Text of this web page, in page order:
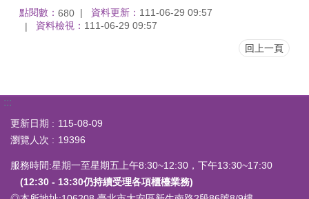
點閱數： 680 資料更新： 111-06-29 09:57
資料檢視： 111-06-29 09:57
回上一頁
:::
更新日期
115-08-09
瀏覽人次
19396
服務時間:星期一至星期五上午8:30~12:30，下午13:30~17:30
(12:30 - 13:30仍持續受理各項櫃檯業務)